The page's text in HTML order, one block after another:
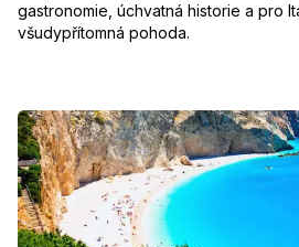
gastronomie, úchvatná historie a pro
všudypřítomná pohoda.